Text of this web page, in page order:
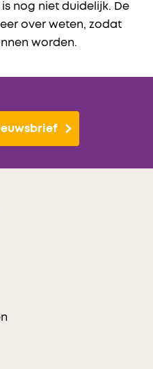
nog niet duidelijk. De
over weten, zodat
worden.